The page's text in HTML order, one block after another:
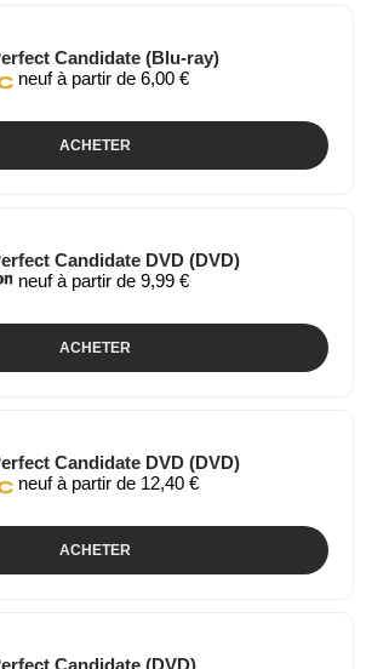
Candidate (Blu-ray)
neuf à partir de 6,00 €
ACHETER
Candidate DVD (DVD)
neuf à partir de 9,99 €
ACHETER
Candidate DVD (DVD)
neuf à partir de 12,40 €
ACHETER
Candidate (DVD)